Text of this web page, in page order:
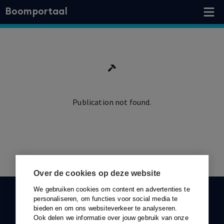
Over de cookies op deze website
We gebruiken cookies om content en advertenties te
personaliseren, om functies voor social media te
bieden en om ons websiteverkeer te analyseren.
Ook delen we informatie over jouw gebruik van onze
Boomportaal
Publication not found.
KLANTENSERVICE
088-0301000